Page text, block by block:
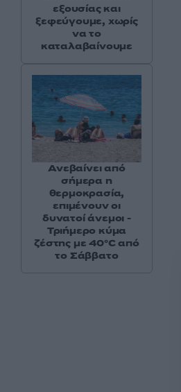
εξουσίας και
ξεφεύγουμε, χωρίς
να το
καταλαβαίνουμε
Ανεβαίνει από
σήμερα η
θερμοκρασία,
επιμένουν οι
δυνατοί άνεμοι -
Τριήμερο κύμα
ζέστης με 40°C από
το Σάββατο